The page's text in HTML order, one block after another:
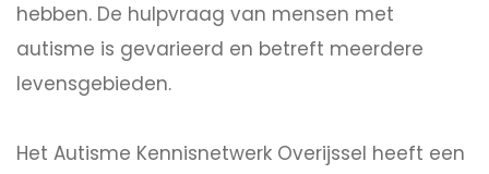
hebben. De hulpvraag van mensen met
autisme is gevarieerd en betreft meerdere
levensgebieden.
Het Autisme Kennisnetwerk Overijssel heeft een